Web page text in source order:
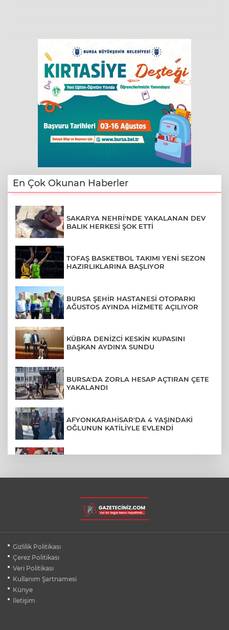
En Çok Okunan Haberler
SAKARYA NEHRİ'NDE YAKALANAN DEV
BALIK HERKESİ ŞOK ETTİ
TOFAŞ BASKETBOL TAKIMI YENİ SEZON
HAZIRLIKLARINA BAŞLIYOR
BURSA ŞEHİR HASTANESİ OTOPARKI
AĞUSTOS AYINDA HİZMETE AÇILIYOR
KÜBRA DENİZCİ KESKİN KUPASINI
BAŞKAN AYDIN'A SUNDU
BURSA'DA ZORLA HESAP AÇTIRAN ÇETE
YAKALANDI
AFYONKARAHİSAR'DA 4 YAŞINDAKİ
OĞLUNUN KATİLİYLE EVLENDİ
EZİLMEKTEN KURTARDIĞI YAVRU KEDİ
KENDİ ARACININ MOTORUNA GİRDİ
HALI SAHADA KLİMA KONFORU: 40
Gizlilik Politikası
Çerez Politikası
Veri Politikası
Kullanım Şartnamesi
Künye
İletişim